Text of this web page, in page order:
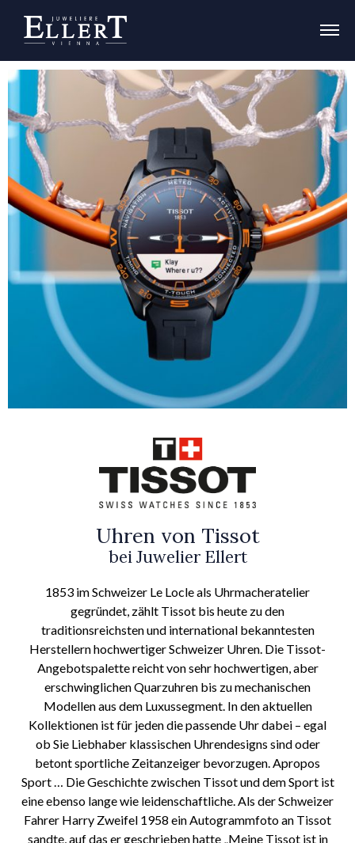
Uhren von Tissot
bei Juwelier Ellert
1853 im Schweizer Le Locle als Uhrmacheratelier
gegründet, zählt Tissot bis heute zu den
traditionsreichsten und international bekanntesten
Herstellern hochwertiger Schweizer Uhren. Die Tissot-
Angebotspalette reicht von sehr hochwertigen, aber
erschwinglichen Quarzuhren bis zu mechanischen
Modellen aus dem Luxussegment. In den aktuellen
Kollektionen ist für jeden die passende Uhr dabei – egal
ob Sie Liebhaber klassischen Uhrendesigns sind oder
betont sportliche Zeitanzeiger bevorzugen. Apropos
Sport … Die Geschichte zwischen Tissot und dem Sport ist
eine ebenso lange wie leidenschaftliche. Als der Schweizer
Fahrer Harry Zweifel 1958 ein Autogrammfoto an Tissot
sandte, auf das er geschrieben hatte „Meine Tissot ist in